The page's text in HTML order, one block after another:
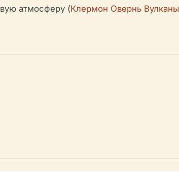
атмосферу (Клермон Овернь Вулканы